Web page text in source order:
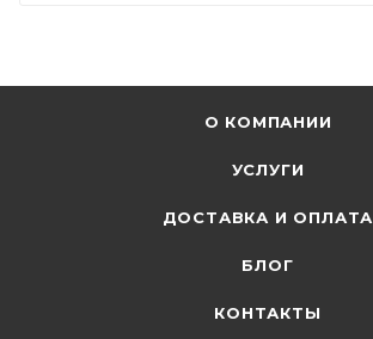
О КОМПАНИИ
УСЛУГИ
ДОСТАВКА И ОПЛАТА
БЛОГ
КОНТАКТЫ